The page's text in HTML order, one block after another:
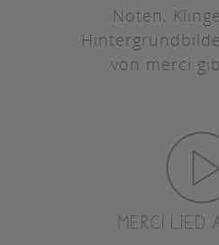
Noten,
von merci
MERCI LIED